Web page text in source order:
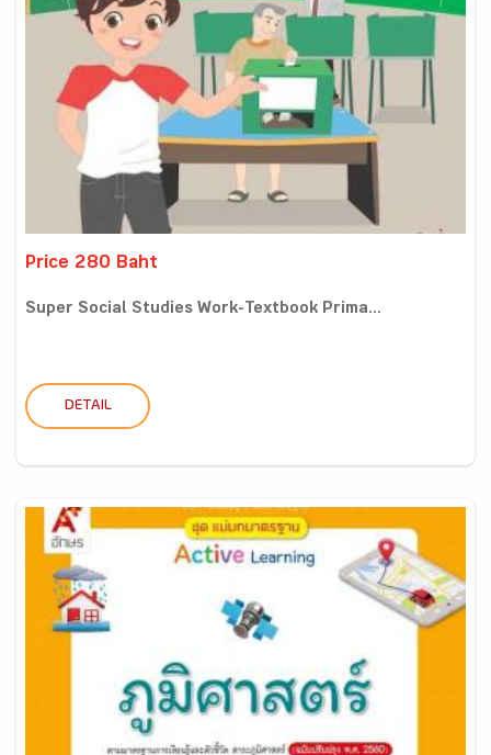
Price 280 Baht
Super Social Studies Work-Textbook Prima...
DETAIL